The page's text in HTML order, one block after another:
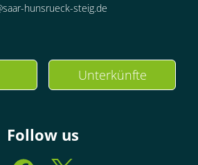
hunsrueck-steig.de
Unterkünfte
Follow us